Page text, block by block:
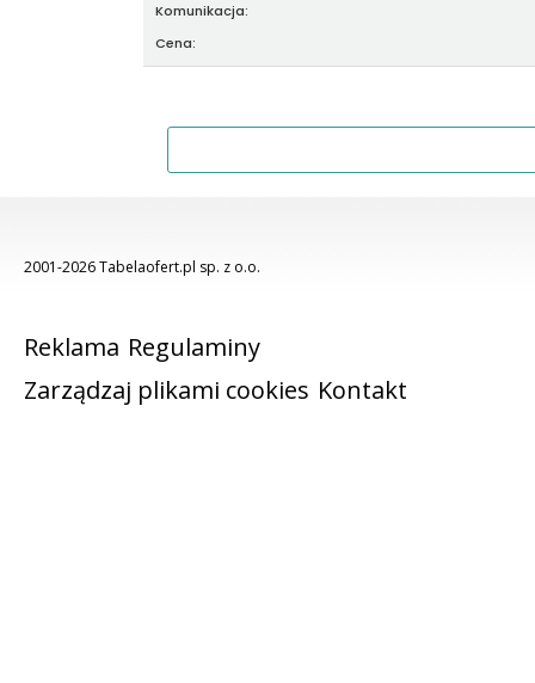
Komunikacja:
Cena:
2001-2026 Tabelaofert.pl sp. z o.o.
Reklama Regulaminy
Zarządzaj plikami cookies Kontakt